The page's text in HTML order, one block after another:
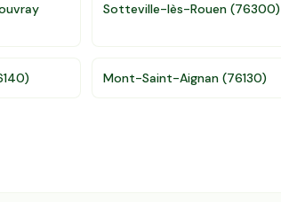
Sotteville-lès-Rouen (76300)
) Mont-Saint-Aignan (76130)